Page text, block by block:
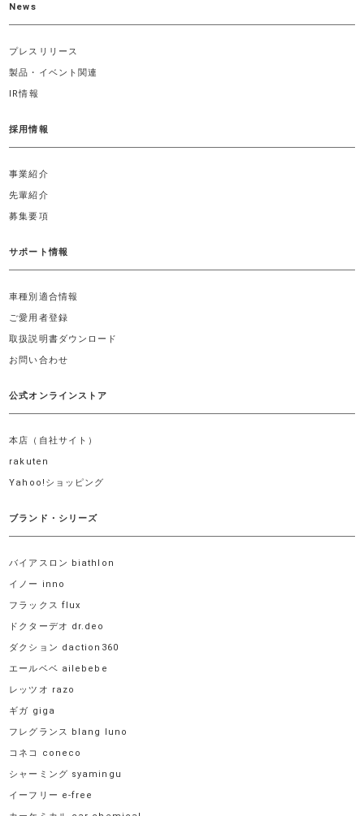
News
プレスリリース
製品・イベント関連
IR情報
採用情報
事業紹介
先輩紹介
募集要項
サポート情報
車種別適合情報
ご愛用者登録
取扱説明書ダウンロード
お問い合わせ
公式オンラインストア
本店（自社サイト）
rakuten
Yahoo!ショッピング
ブランド・シリーズ
バイアスロン biathlon
イノー inno
フラックス flux
ドクターデオ dr.deo
ダクション daction360
エールベベ ailebebe
レッツオ razo
ギガ giga
フレグランス blang luno
コネコ coneco
シャーミング syamingu
イーフリー e-free